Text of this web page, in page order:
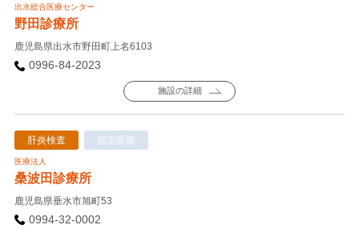
出水総合医療センター
野田診療所
鹿児島県出水市野田町上名6103
0996-84-2023
施設の詳細
肝炎検査 指定医療
医療法人
桑波田診療所
鹿児島県垂水市旭町53
0994-32-0002